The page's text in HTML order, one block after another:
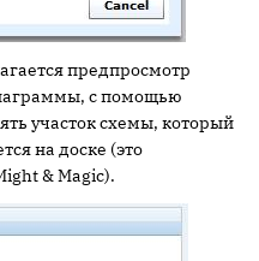
предпросмотр
с помощью
участок схемы, который
на доске (это
& Magic).